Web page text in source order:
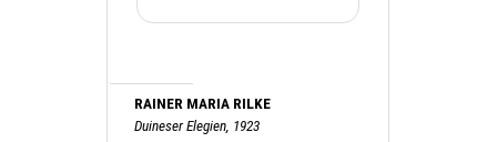
RAINER MARIA RILKE
Duineser Elegien, 1923